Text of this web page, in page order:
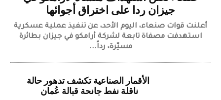
جيزان ردا على اختراق أجوائها
أعلنت قوات صنعاء، اليوم الأحد، عن تنفيذ عملية عسكرية
استهدفت مصفاة تابعة لشركة أرامكو في جيزان بطائرة
مسيّرة، رداً...
الأقمار الصناعية تكشف تدهور حالة
ناقلة نفط جانحة قبالة عُمان